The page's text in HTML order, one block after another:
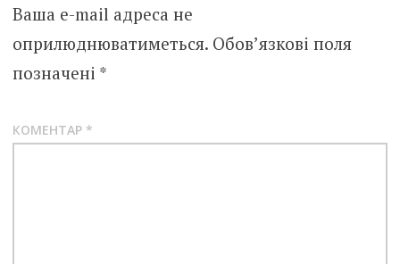
Ваша e-mail адреса не
оприлюднюватиметься. Обов’язкові поля
позначені *
КОМЕНТАР *